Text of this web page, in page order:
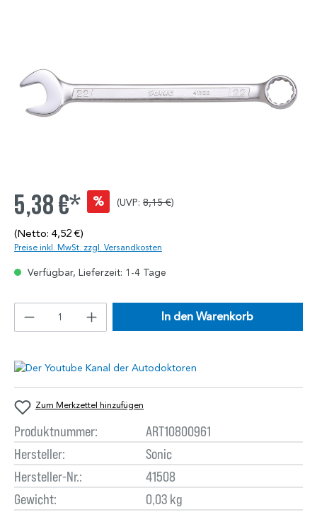
5,38 €* % (UVP: 8,15 €)
(Netto: 4,52 €)
Preise inkl. MwSt. zzgl. Versandkosten
Verfügbar, Lieferzeit: 1-4 Tage
In den Warenkorb
Zum Merkzettel hinzufügen
Produktnummer:
ART10800961
Hersteller:
Sonic
Hersteller-Nr.:
41508
Gewicht:
0,03 kg